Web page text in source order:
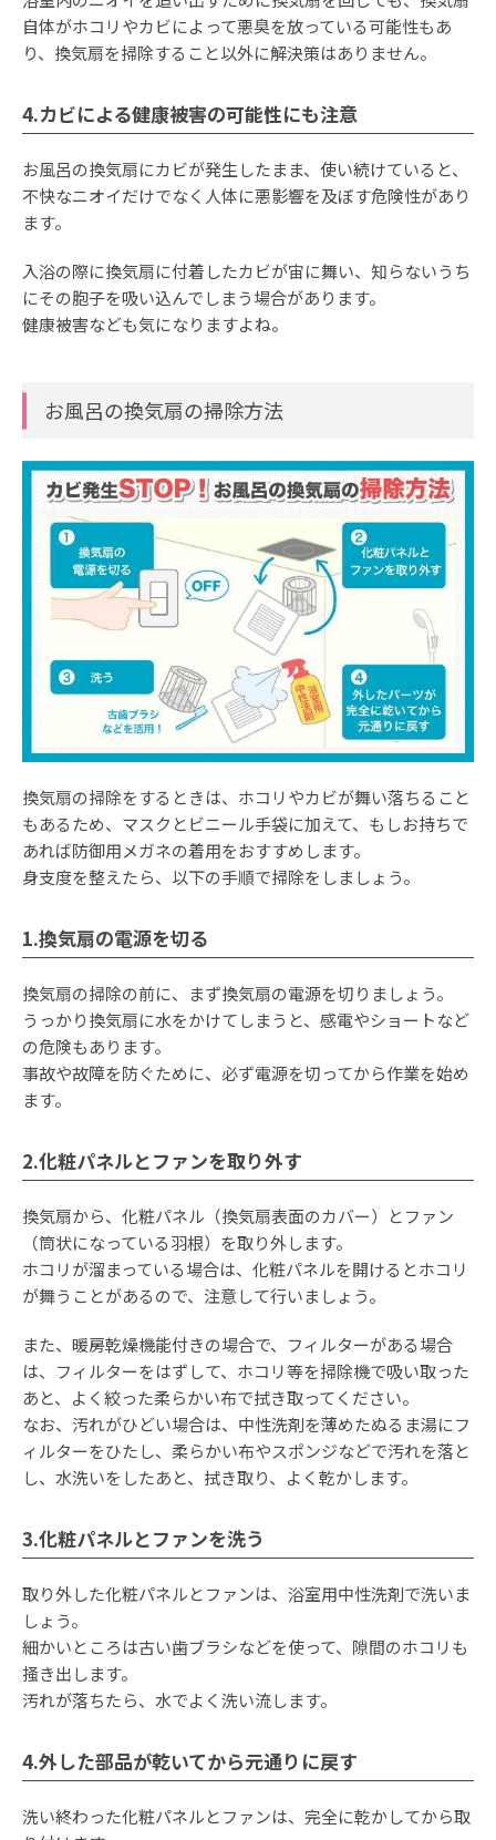
自体がホコリやカビによって悪臭を放っている可能性もあ
り、換気扇を掃除すること以外に解決策はありません。
4.カビによる健康被害の可能性にも注意
お風呂の換気扇にカビが発生したまま、使い続けていると、
不快なニオイだけでなく人体に悪影響を及ぼす危険性があり
ます。
入浴の際に換気扇に付着したカビが宙に舞い、知らないうち
にその胞子を吸い込んでしまう場合があります。
健康被害なども気になりますよね。
お風呂の換気扇の掃除方法
換気扇の掃除をするときは、ホコリやカビが舞い落ちること
もあるため、マスクとビニール手袋に加えて、もしお持ちで
あれば防御用メガネの着用をおすすめします。
身支度を整えたら、以下の手順で掃除をしましょう。
1.換気扇の電源を切る
換気扇の掃除の前に、まず換気扇の電源を切りましょう。
うっかり換気扇に水をかけてしまうと、感電やショートなど
の危険もあります。
事故や故障を防ぐために、必ず電源を切ってから作業を始め
ます。
2.化粧パネルとファンを取り外す
換気扇から、化粧パネル（換気扇表面のカバー）とファン
（筒状になっている羽根）を取り外します。
ホコリが溜まっている場合は、化粧パネルを開けるとホコリ
が舞うことがあるので、注意して行いましょう。
また、暖房乾燥機能付きの場合で、フィルターがある場合
は、フィルターをはずして、ホコリ等を掃除機で吸い取った
あと、よく絞った柔らかい布で拭き取ってください。
なお、汚れがひどい場合は、中性洗剤を薄めたぬるま湯にフ
ィルターをひたし、柔らかい布やスポンジなどで汚れを落と
し、水洗いをしたあと、拭き取り、よく乾かします。
3.化粧パネルとファンを洗う
取り外した化粧パネルとファンは、浴室用中性洗剤で洗いま
しょう。
細かいところは古い歯ブラシなどを使って、隙間のホコリも
掻き出します。
汚れが落ちたら、水でよく洗い流します。
4.外した部品が乾いてから元通りに戻す
洗い終わった化粧パネルとファンは、完全に乾かしてから取